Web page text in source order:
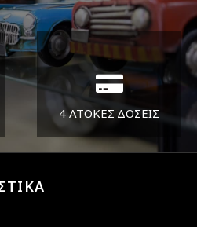
ΔΕΥ-ΠΑΡ 8:30-17:30
ΣΑΒ 8:30-13:30
4 ΑΤΟΚΕΣ ΔΟΣΕΙΣ